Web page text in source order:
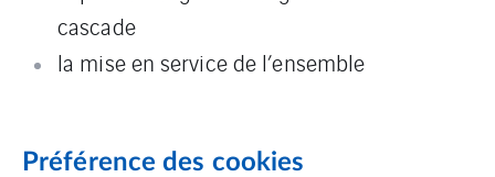
cascade
la mise en service de l’ensemble
Préférence des cookies